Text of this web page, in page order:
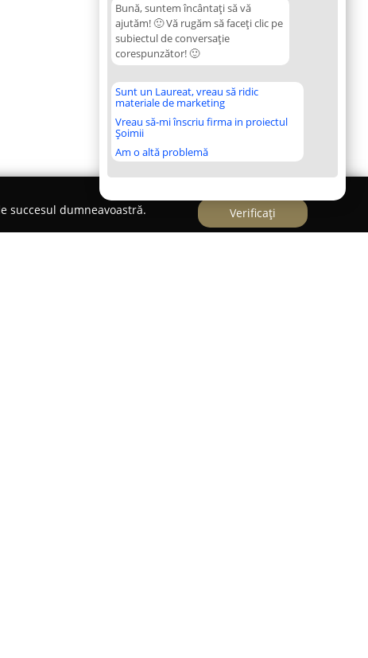
Bună, suntem încântați să vă
ajutăm! 🙂 Vă rugăm să faceți clic pe
subiectul de conversație
corespunzător! 🙂
Sunt un Laureat, vreau să ridic
materiale de marketing
Vreau să-mi înscriu firma in proiectul
Șoimii
Am o altă problemă
succesul dumneavoastră.
Verificați